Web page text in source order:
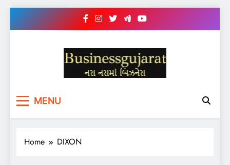
BUSINESS GUJARAT
MENU
Home DIXON